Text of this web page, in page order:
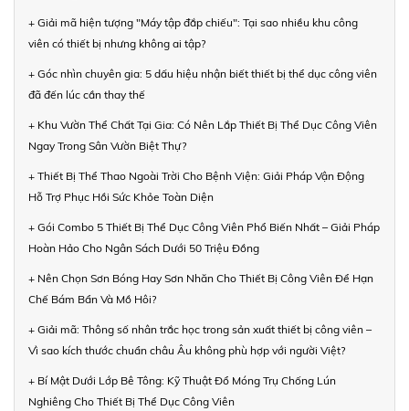
+ Giải mã hiện tượng "Máy tập đắp chiếu": Tại sao nhiều khu công
viên có thiết bị nhưng không ai tập?
+ Góc nhìn chuyên gia: 5 dấu hiệu nhận biết thiết bị thể dục công viên
đã đến lúc cần thay thế
+ Khu Vườn Thể Chất Tại Gia: Có Nên Lắp Thiết Bị Thể Dục Công Viên
Ngay Trong Sân Vườn Biệt Thự?
+ Thiết Bị Thể Thao Ngoài Trời Cho Bệnh Viện: Giải Pháp Vận Động
Hỗ Trợ Phục Hồi Sức Khỏe Toàn Diện
+ Gói Combo 5 Thiết Bị Thể Dục Công Viên Phổ Biến Nhất – Giải Pháp
Hoàn Hảo Cho Ngân Sách Dưới 50 Triệu Đồng
+ Nên Chọn Sơn Bóng Hay Sơn Nhăn Cho Thiết Bị Công Viên Để Hạn
Chế Bám Bẩn Và Mồ Hôi?
+ Giải mã: Thông số nhân trắc học trong sản xuất thiết bị công viên –
Vì sao kích thước chuẩn châu Âu không phù hợp với người Việt?
+ Bí Mật Dưới Lớp Bê Tông: Kỹ Thuật Đổ Móng Trụ Chống Lún
Nghiêng Cho Thiết Bị Thể Dục Công Viên